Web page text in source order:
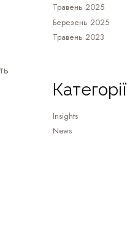
Травень 2025
Березень 2025
Травень 2023
Категорії
Insights
News